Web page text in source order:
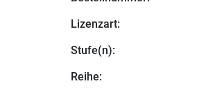
Lizenzart:
Stufe(n):
Reihe: